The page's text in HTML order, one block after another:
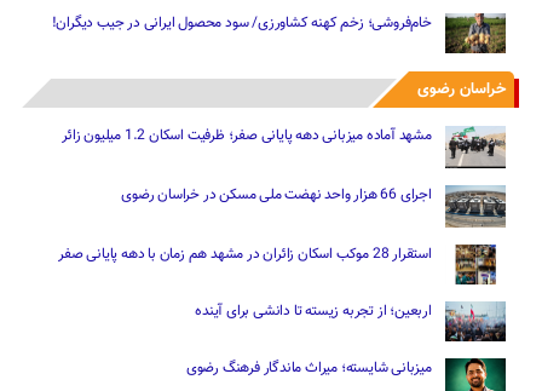
خام‌فروشی؛ زخم کهنه کشاورزی/ سود محصول ایرانی در جیب دیگران!
خراسان رضوی
مشهد آماده میزبانی دهه پایانی صفر؛ ظرفیت اسکان 1.2 میلیون زائر
اجرای 66 هزار واحد نهضت ملی مسکن در خراسان رضوی
استقرار 28 موکب اسکان زائران در مشهد هم زمان با دهه پایانی صفر
اربعین؛ از تجربه زیسته تا دانشی برای آینده
میزبانی شایسته؛ میراث ماندگار فرهنگ رضوی